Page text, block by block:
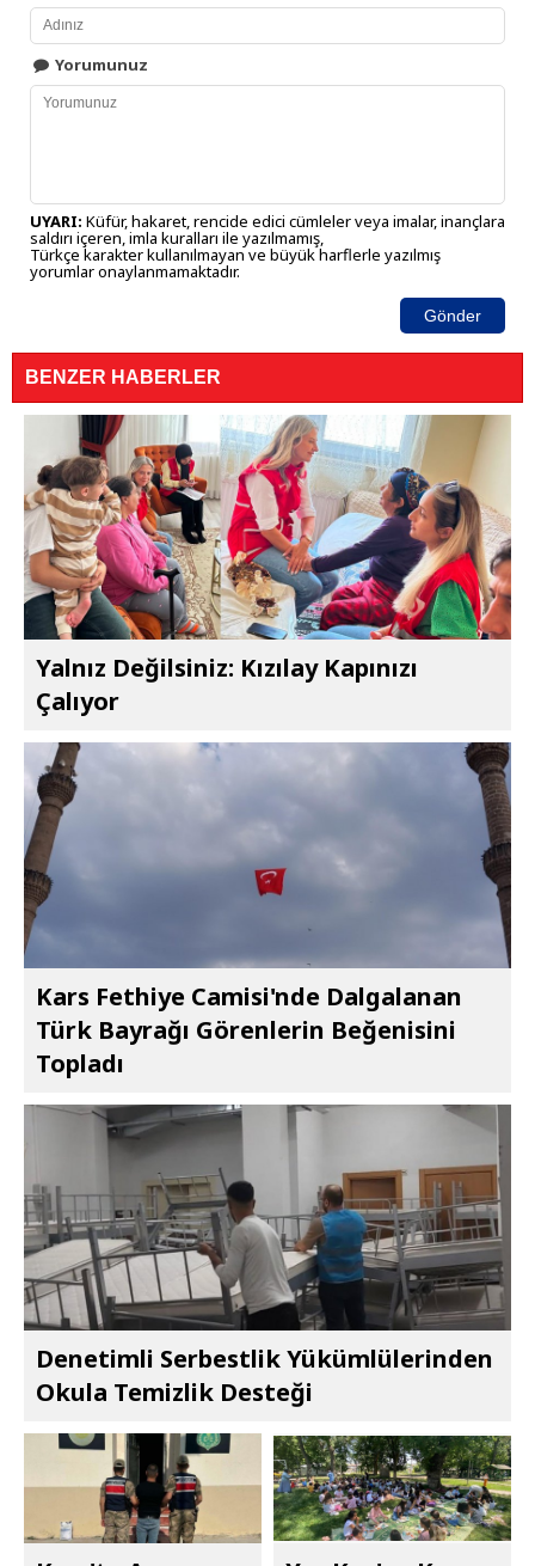
Yorumunuz
UYARI: Küfür, hakaret, rencide edici cümleler veya imalar, inançlara
saldırı içeren, imla kuralları ile yazılmamış,
Türkçe karakter kullanılmayan ve büyük harflerle yazılmış
yorumlar onaylanmamaktadır.
Gönder
BENZER HABERLER
Yalnız Değilsiniz: Kızılay Kapınızı
Çalıyor
Kars Fethiye Camisi'nde Dalgalanan
Türk Bayrağı Görenlerin Beğenisini
Topladı
Denetimli Serbestlik Yükümlülerinden
Okula Temizlik Desteği